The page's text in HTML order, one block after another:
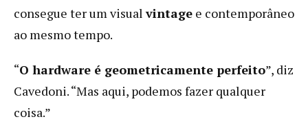
consegue ter um visualvintage e contemporâneo
ao mesmo tempo.
“O hardware é geometricamente perfeito”, diz
Cavedoni. “Mas aqui, podemos fazer qualquer
coisa.”